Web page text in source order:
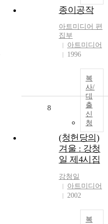
종이공작
아트미디어 편
집부
아트미디어
1996
복
사/
대
출
신
청
8
(청헌당의)
겨울 : 강청
일 제4시집
강청일
아트미디어
2002
복